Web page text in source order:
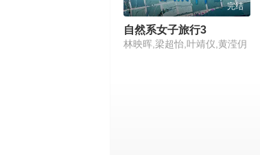
完结
自然系女子旅行3
林映晖,梁超怡,叶靖仪,黄滢仴